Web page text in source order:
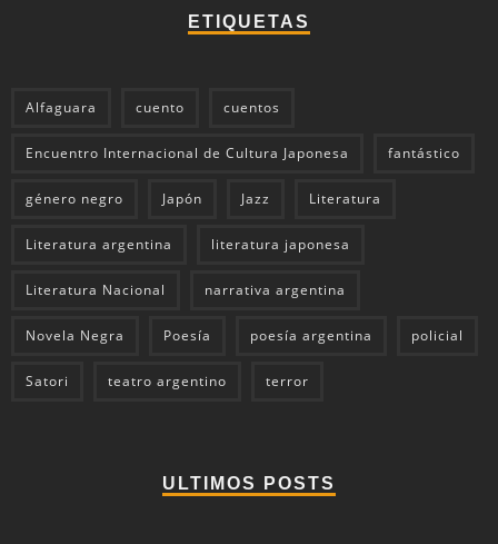
ETIQUETAS
Alfaguara cuento cuentos
Encuentro Internacional de Cultura Japonesa fantástico
género negro Japón Jazz Literatura
Literatura argentina literatura japonesa
Literatura Nacional narrativa argentina
Novela Negra Poesía poesía argentina policial
Satori teatro argentino terror
ULTIMOS POSTS